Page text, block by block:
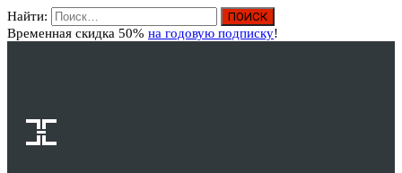
Найти:
Временная скидка 50% на годовую подписку!